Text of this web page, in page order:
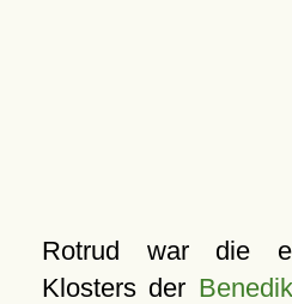
Rotrud war die
Klosters der